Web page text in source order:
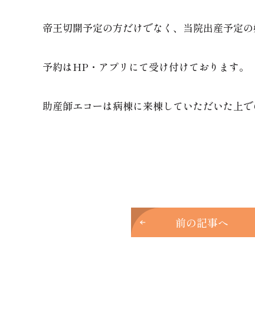
帝王切開予定の方だけでなく、当院出産予定の
予約はHP・アプリにて受け付けております。
助産師エコーは病棟に来棟していただいた上
前の記事へ